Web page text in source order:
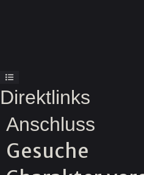
Direktlinks
Anschluss
Gesuche